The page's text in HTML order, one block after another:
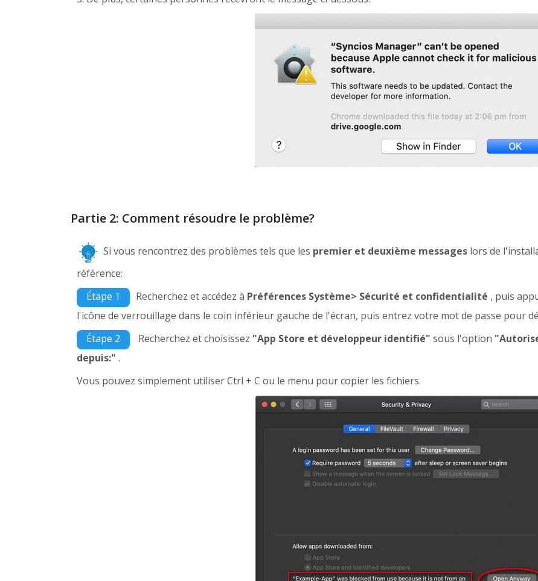
Partie 2: Comment résoudre le problème?
Si vous rencontrez des problèmes tels que les premier et deuxième messages lors de
référence:
Étape 1
Recherchez et accédez à Préférences Système> Sécurité et confidentialité , puis
l'icône de verrouillage dans le coin inférieur gauche de l'écran, puis entrez votre mot de passe pour
Étape 2
Recherchez et choisissez "App Store et développeur identifié" sous l'option
depuis:" .
Vous pouvez simplement utiliser Ctrl + C ou le menu pour copier les fichiers.